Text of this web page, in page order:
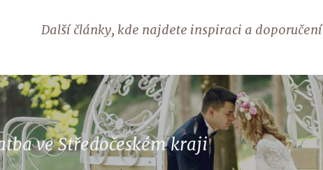
Další články, kde najdete inspiraci a doporučení
ve Středočeském kraji